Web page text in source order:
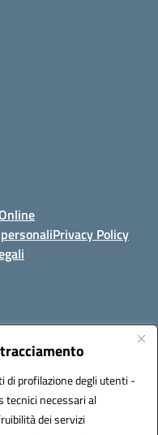
di profilazione degli utenti -
tecnici necessari al
dei servizi
Privacy Policy
- Palermo